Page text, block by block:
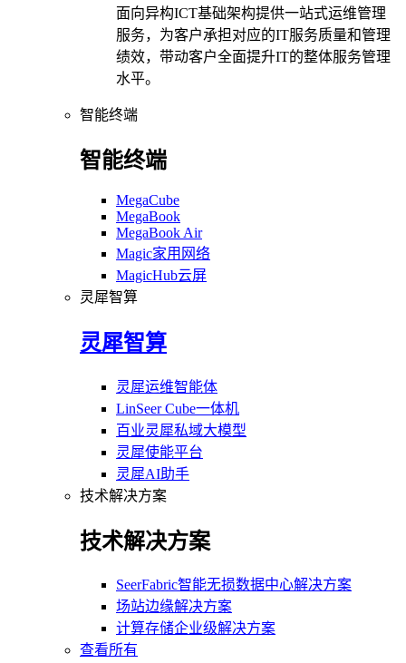
面向异构ICT基础架构提供一站式运维管理
服务，为客户承担对应的IT服务质量和管理
绩效，带动客户全面提升IT的整体服务管理
水平。
智能终端
智能终端
MegaCube
MegaBook
MegaBook Air
Magic家用网络
MagicHub云屏
灵犀智算
灵犀智算
灵犀运维智能体
LinSeer Cube一体机
百业灵犀私域大模型
灵犀使能平台
灵犀AI助手
技术解决方案
技术解决方案
SeerFabric智能无损数据中心解决方案
场站边缘解决方案
计算存储企业级解决方案
查看所有